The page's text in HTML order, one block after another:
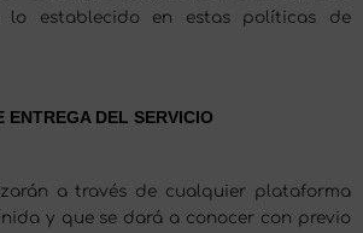
lo establecido en estas políticas de
ENTREGA DEL SERVICIO
a través de cualquier plataforma
y que se dará a conocer con previo